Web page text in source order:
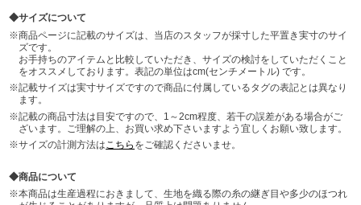
サイズについて
商品ページに記載のサイズは、当店のスタッフが採寸した平置き実寸のサイ
ズです。
お手持ちのアイテムと比較していただき、サイズの検討をしていただくこと
をオススメしております。表記の単位はcm(センチメートル) です。
記載サイズは実寸サイズですので商品に付属しているタグの表記とは異なり
ます。
記載の商品寸法は目安ですので、1～2cm程度、若干の誤差がある場合がご
ざいます。ご理解の上、お買い求め下さいますよう宜しくお願い致します。
サイズの計測方法はこちら をご確認くださいませ。
商品について
本商品は生産過程におきまして、生地を織る際の糸の継ぎ目や多少のほつれ